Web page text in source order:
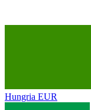
Hungria EUR